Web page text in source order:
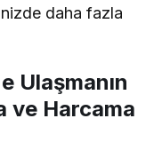
daha fazla
Ulaşmanın
ve Harcama